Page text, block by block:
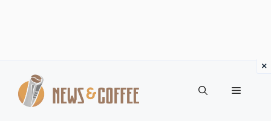
contenuto
Menu